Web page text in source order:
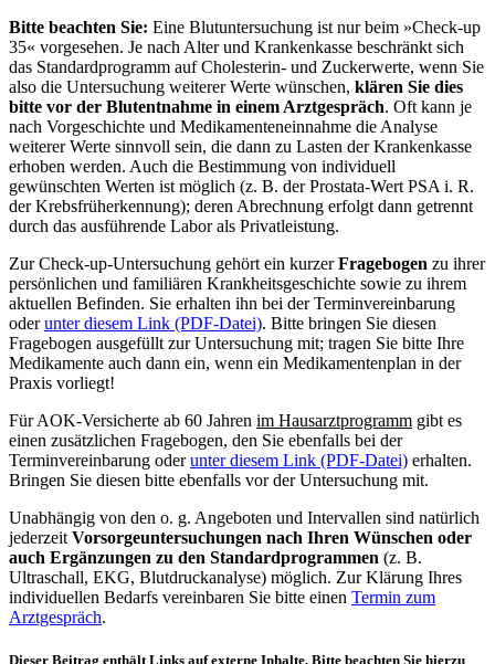
Bitte beachten Sie: Eine Blutuntersuchung ist nur beim »Check-up
35« vorgesehen. Je nach Alter und Krankenkasse beschränkt sich
das Standardprogramm auf Cholesterin- und Zuckerwerte, wenn Sie
also die Untersuchung weiterer Werte wünschen, klären Sie dies
bitte vor der Blutentnahme in einem Arztgespräch. Oft kann je
nach Vorgeschichte und Medikamenteneinnahme die Analyse
weiterer Werte sinnvoll sein, die dann zu Lasten der Krankenkasse
erhoben werden. Auch die Bestimmung von individuell
gewünschten Werten ist möglich (z. B. der Prostata-Wert PSA i. R.
der Krebsfrüherkennung); deren Abrechnung erfolgt dann getrennt
durch das ausführende Labor als Privatleistung.
Zur Check-up-Untersuchung gehört ein kurzerFragebogen zu ihrer
persönlichen und familiären Krankheitsgeschichte sowie zu ihrem
aktuellen Befinden. Sie erhalten ihn bei der Terminvereinbarung
oderunter diesem Link (PDF-Datei). Bitte bringen Sie diesen
Fragebogen ausgefüllt zur Untersuchung mit; tragen Sie bitte Ihre
Medikamente auch dann ein, wenn ein Medikamentenplan in der
Praxis vorliegt!
Für AOK-Versicherte ab 60 Jahren im Hausarztprogramm gibt es
einen zusätzlichen Fragebogen, den Sie ebenfalls bei der
Terminvereinbarung oderunter diesem Link (PDF-Datei) erhalten.
Bringen Sie diesen bitte ebenfalls vor der Untersuchung mit.
Unabhängig von den o. g. Angeboten und Intervallen sind natürlich
jederzeit Vorsorgeuntersuchungen nach Ihren Wünschen oder
auch Ergänzungen zu den Standardprogrammen (z. B.
Ultraschall, EKG, Blutdruckanalyse) möglich. Zur Klärung Ihres
individuellen Bedarfs vereinbaren Sie bitte einen Termin zum
Arztgespräch.
Dieser Beitrag enthält Links auf externe Inhalte. Bitte beachten Sie hierzu